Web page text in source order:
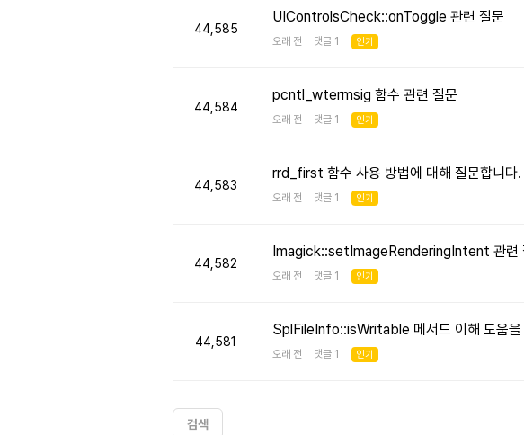
44,585
UIControlsCheck::onToggle 관련 질문
오래 전 댓글 1 인기
44,584
pcntl_wtermsig 함수 관련 질문
오래 전 댓글 1 인기
44,583
rrd_first 함수 사용 방법에 대해 질문합니다.
오래 전 댓글 1 인기
44,582
Imagick::setImageRenderingIntent 관련
오래 전 댓글 1 인기
44,581
SplFileInfo::isWritable 메서드 이해 도움을
오래 전 댓글 1 인기
검색